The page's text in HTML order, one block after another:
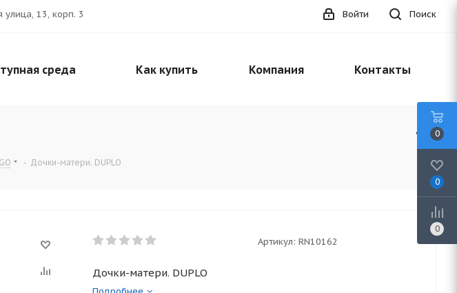
улица, 13, корп. 3 Поиск
Войти
среда Как купить Компания Контакты
- Дочки-матери. DUPLO
Артикул: RN10162
Дочки-матери. DUPLO
0
0
0